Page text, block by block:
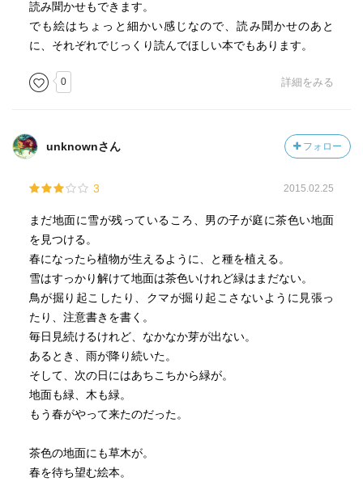
読み聞かせもできます。
でも絵はちょっと細かい感じなので、読み聞かせのあと
に、それぞれでじっくり読んでほしい本でもあります。
0 詳細をみる
unknownさん フォロー
3 2015.02.25
まだ地面に雪が残っているころ、男の子が庭に茶色い地面
を見つける。
春になったら植物が生えるように、と種を植える。
雪はすっかり解けて地面は茶色いけれど緑はまだない。
鳥が掘り起こしたり、クマが掘り起こさないように見張っ
たり、注意書きを書く。
毎日見続けるけれど、なかなか芽が出ない。
あるとき、雨が降り続いた。
そして、次の日にはあちこちから緑が。
地面も緑、木も緑。
もう春がやって来たのだった。
茶色の地面にも草木が。
春を待ち望む絵本。